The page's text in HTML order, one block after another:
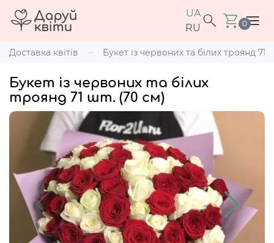
UA
RU
0
Доставка квітів Букет із червоних та білих троянд 71
Букет із червоних та білих
троянд 71 шт. (70 см)